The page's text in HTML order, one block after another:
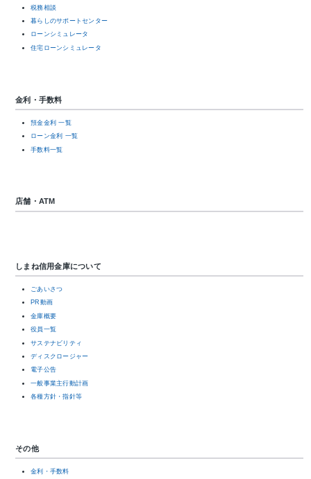
税務相談
暮らしのサポートセンター
ローンシミュレータ
住宅ローンシミュレータ
金利・手数料
預金金利 一覧
ローン金利 一覧
手数料一覧
店舗・ATM
しまね信用金庫について
ごあいさつ
PR動画
金庫概要
役員一覧
サステナビリティ
ディスクロージャー
電子公告
一般事業主行動計画
各種方針・指針等
その他
金利・手数料